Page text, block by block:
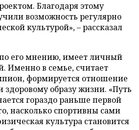
Благодаря этому
возможность регулярно
культурой», – рассказал
его мнению, имеет личный
Именно в семье, считает
формируется отношение
здоровому образу жизни. «Путь
гораздо раньше первой
насколько спортивны сами
культура становится